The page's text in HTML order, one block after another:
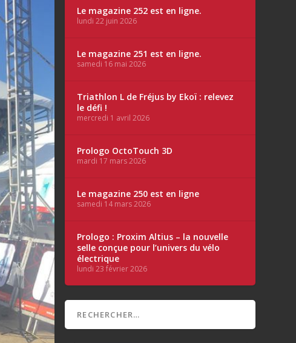
Le magazine 252 est en ligne.
lundi 22 juin 2026
Le magazine 251 est en ligne.
samedi 16 mai 2026
Triathlon L de Fréjus by Ekoï : relevez
le défi !
mercredi 1 avril 2026
Prologo OctoTouch 3D
mardi 17 mars 2026
Le magazine 250 est en ligne
samedi 14 mars 2026
Prologo : Proxim Altius – la nouvelle
selle conçue pour l’univers du vélo
électrique
lundi 23 février 2026